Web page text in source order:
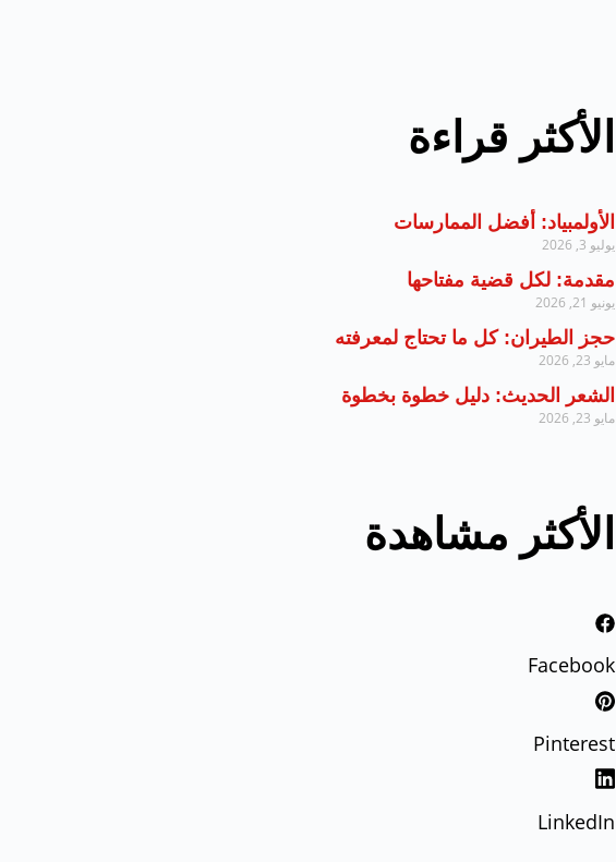
الأكثر قراءة
الأولمبياد: أفضل الممارسات
يوليو 3, 2026
مقدمة: لكل قضية مفتاحها
يونيو 21, 2026
حجز الطيران: كل ما تحتاج لمعرفته
مايو 23, 2026
الشعر الحديث: دليل خطوة بخطوة
مايو 23, 2026
الأكثر مشاهدة
Facebook
Pinterest
LinkedIn